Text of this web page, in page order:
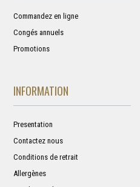
Commandez en ligne
Congés annuels
Promotions
INFORMATION
Presentation
Contactez nous
Conditions de retrait
Allergènes